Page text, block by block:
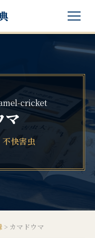
cricket
マ
快害虫
> カマドウマ